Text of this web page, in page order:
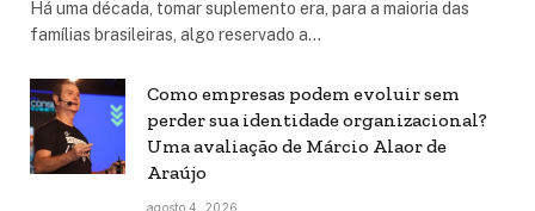
Há uma década, tomar suplemento era, para a maioria das
famílias brasileiras, algo reservado a…
Como empresas podem evoluir sem
perder sua identidade organizacional?
Uma avaliação de Márcio Alaor de
Araújo
agosto 4, 2026